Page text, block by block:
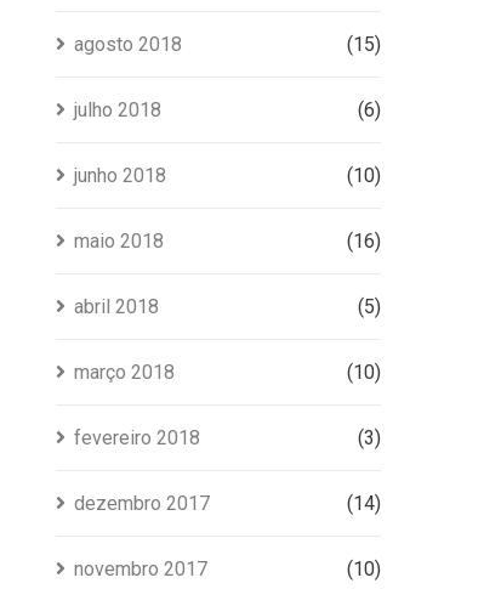
agosto 2018 (15)
julho 2018 (6)
junho 2018 (10)
maio 2018 (16)
abril 2018 (5)
março 2018 (10)
fevereiro 2018 (3)
dezembro 2017 (14)
novembro 2017 (10)